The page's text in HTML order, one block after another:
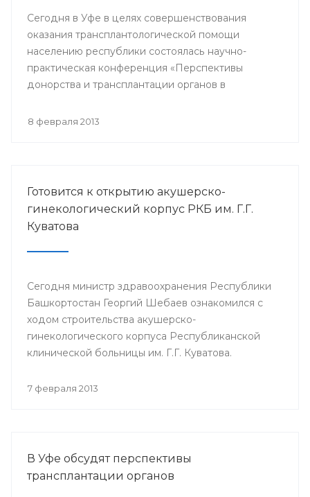
Сегодня в Уфе в целях совершенствования
оказания трансплантологической помощи
населению республики состоялась научно-
практическая конференция «Перспективы
донорства и трансплантации органов в
8 февраля 2013
Готовится к открытию акушерско-
гинекологический корпус РКБ им. Г.Г.
Куватова
Сегодня министр здравоохранения Республики
Башкортостан Георгий Шебаев ознакомился с
ходом строительства акушерско-
гинекологического корпуса Республиканской
клинической больницы им. Г.Г. Куватова.
7 февраля 2013
В Уфе обсудят перспективы
трансплантации органов